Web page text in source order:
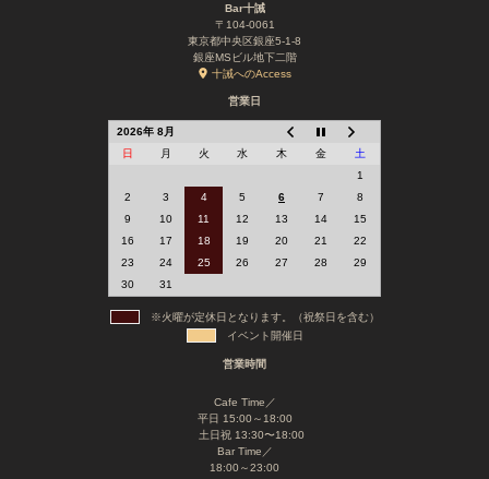
Bar十誡
〒104-0061
東京都中央区銀座5-1-8
銀座MSビル地下二階
十誡へのAccess
営業日
2026年 8月
日
月 火 水 木 金
土
1
2
3 4 5 6 7
8
9
10 11 12 13 14
15
16
17 18 19 20 21
22
23
24 25 26 27 28
29
30
31
※火曜が定休日となります。（祝祭日を含む）
イベント開催日
営業時間
Cafe Time／
平日 15:00～18:00
土日祝 13:30〜18:00
Bar Time／
18:00～23:00